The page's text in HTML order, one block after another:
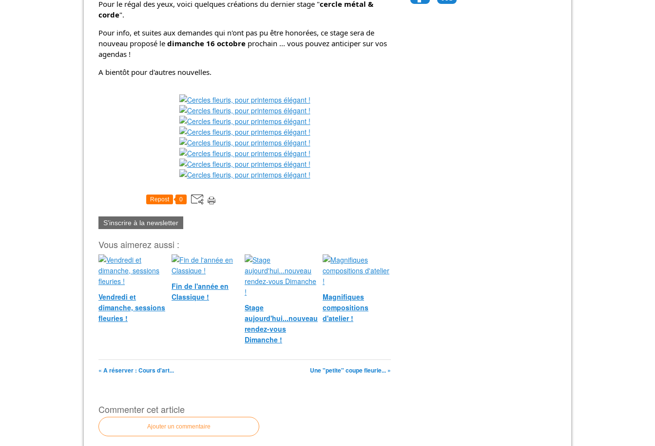
Pour le régal des yeux, voici quelques créations du dernier stage "cercle métal &
corde".
Pour info, et suites aux demandes qui n'ont pas pu être honorées, ce stage sera de
nouveau proposé le dimanche 16 octobre prochain ... vous pouvez anticiper sur vos
agendas !
A bientôt pour d'autres nouvelles.
Repost 0
S'inscrire à la newsletter
Vous aimerez aussi :
Vendredi et
dimanche, sessions
fleuries !
Fin de l'année en
Classique !
Stage
aujourd'hui...nouveau
rendez-vous
Dimanche !
Magnifiques
compositions
d'atelier !
« A réserver : Cours d'art... Une "petite" coupe fleurie... »
Commenter cet article
Ajouter un commentaire